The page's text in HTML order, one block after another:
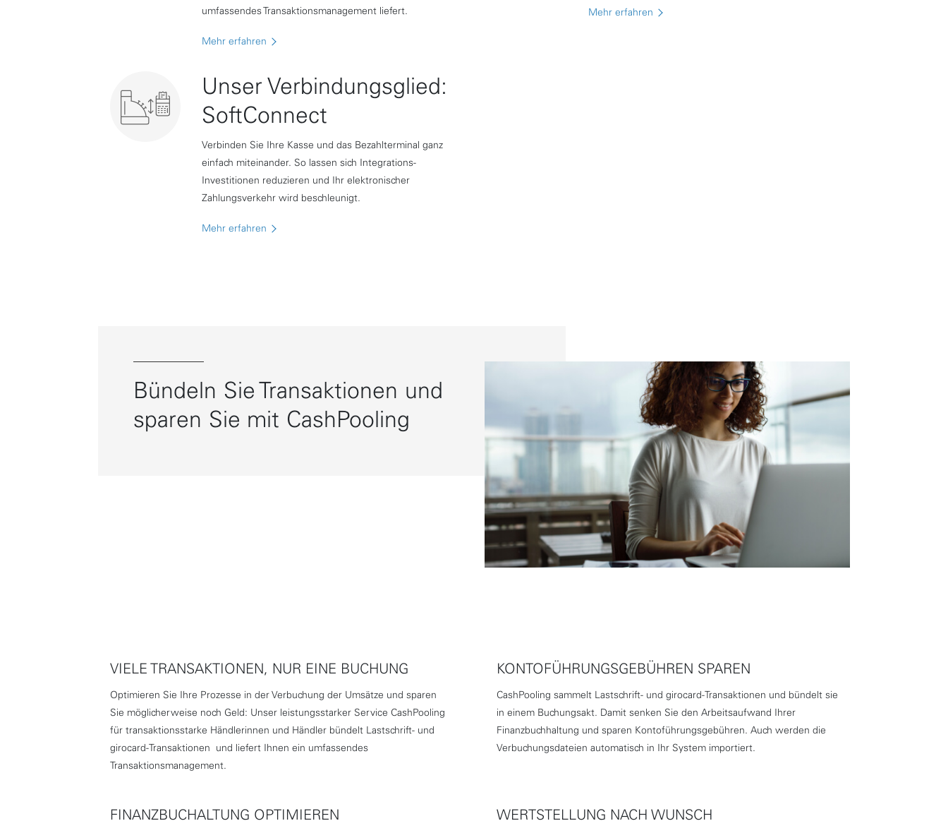
umfassendes Transaktionsmanagement liefert.
Mehr erfahren
Mehr erfahren
Unser Verbindungsglied:
SoftConnect
Verbinden Sie Ihre Kasse und das Bezahlterminal ganz
einfach miteinander. So lassen sich Integrations-
Investitionen reduzieren und Ihr elektronischer
Zahlungsverkehr wird beschleunigt.
Mehr erfahren
Bündeln Sie Transaktionen und
sparen Sie mit CashPooling
VIELE TRANSAKTIONEN, NUR EINE BUCHUNG
Optimieren Sie Ihre Prozesse in der Verbuchung der Umsätze und sparen
Sie möglicherweise noch Geld: Unser leistungsstarker Service CashPooling
für transaktionsstarke Händlerinnen und Händler bündelt Lastschrift- und
girocard-Transaktionen und liefert Ihnen ein umfassendes
Transaktionsmanagement.
KONTOFÜHRUNGSGEBÜHREN SPAREN
CashPooling sammelt Lastschrift- und girocard-Transaktionen und bündelt sie
in einem Buchungsakt. Damit senken Sie den Arbeitsaufwand Ihrer
Finanzbuchhaltung und sparen Kontoführungsgebühren. Auch werden die
Verbuchungsdateien automatisch in Ihr System importiert.
FINANZBUCHALTUNG OPTIMIEREN WERTSTELLUNG NACH WUNSCH